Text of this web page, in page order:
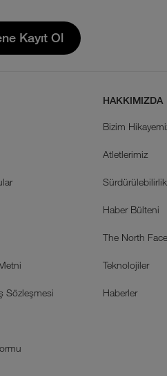
Kayıt Ol
Sözleşmesi
HAKKIMIZDA
Bizim
Atletlerimiz
Sürdürülebilirlik
Haber Bülteni
The North
Teknolojiler
Haberler